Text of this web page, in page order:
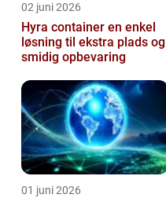
02 juni 2026
Hyra container en enkel
løsning til ekstra plads og
smidig opbevaring
01 juni 2026